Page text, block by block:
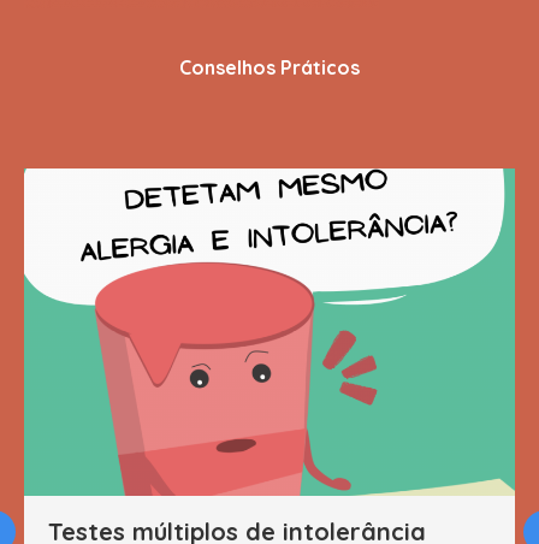
Conselhos Práticos
Testes múltiplos de intolerância